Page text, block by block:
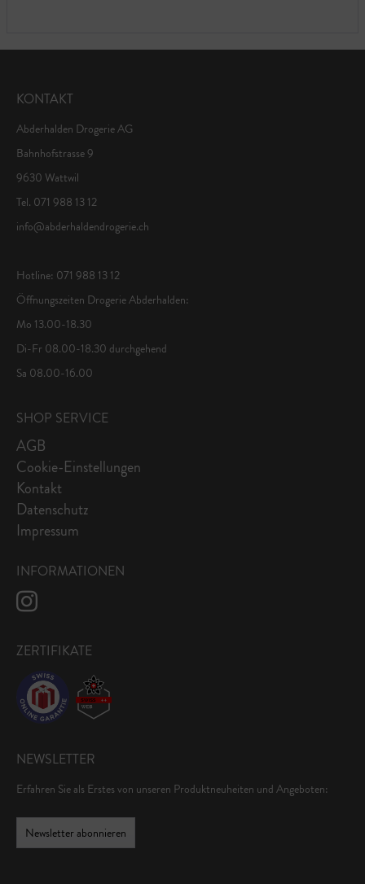
KONTAKT
Abderhalden Drogerie AG
Bahnhofstrasse 9
9630 Wattwil
Tel. 071 988 13 12
info@abderhaldendrogerie.ch
Hotline: 071 988 13 12
Öffnungszeiten Drogerie Abderhalden:
Mo 13.00-18.30
Di-Fr 08.00-18.30 durchgehend
Sa 08.00-16.00
SHOP SERVICE
AGB
Cookie-Einstellungen
Kontakt
Datenschutz
Impressum
INFORMATIONEN
ZERTIFIKATE
NEWSLETTER
Erfahren Sie als Erstes von unseren Produktneuheiten und Angeboten:
Newsletter abonnieren